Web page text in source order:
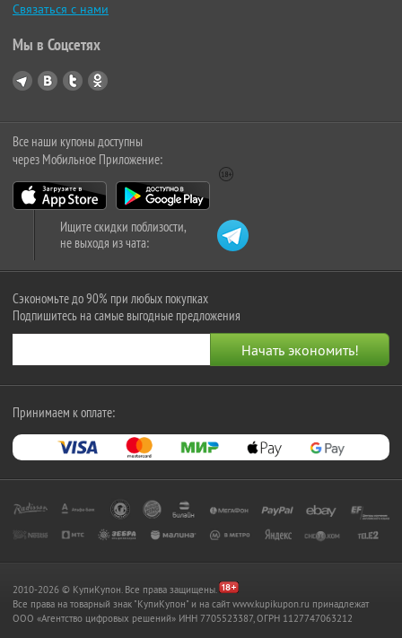
Связаться с нами
Мы в Соцсетях
Все наши купоны доступны
через Мобильное Приложение:
Ищите скидки поблизости,
не выходя из чата:
Сэкономьте до 90% при любых покупках
Подпишитесь на самые выгодные предложения
Принимаем к оплате:
2010-2026 © КупиКупон. Все права защищены.
Все права на товарный знак "КупиКупон" и на сайт www.kupikupon.ru принадлежат
OOO «Агентство цифровых решений» ИНН 7705523387, ОГРН 1127747063212